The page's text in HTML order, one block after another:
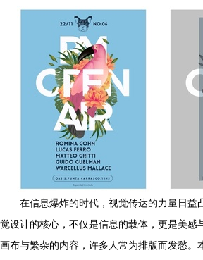
在信息爆炸的时代，视觉传达的力量日益
觉设计的核心，不仅是信息的载体，更是美感
画布与繁杂的内容，许多人常为排版而发愁。